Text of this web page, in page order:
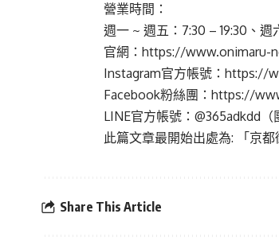
營業時間：
週⼀ ~ 週五：7:30 – 19:30、週
官網：https://www.onimaru-
Instagram官⽅帳號：https://
Facebook粉絲團：https://
LINE官⽅帳號：@365adkdd
此篇文章最開始出處為:
「京
Share This Article